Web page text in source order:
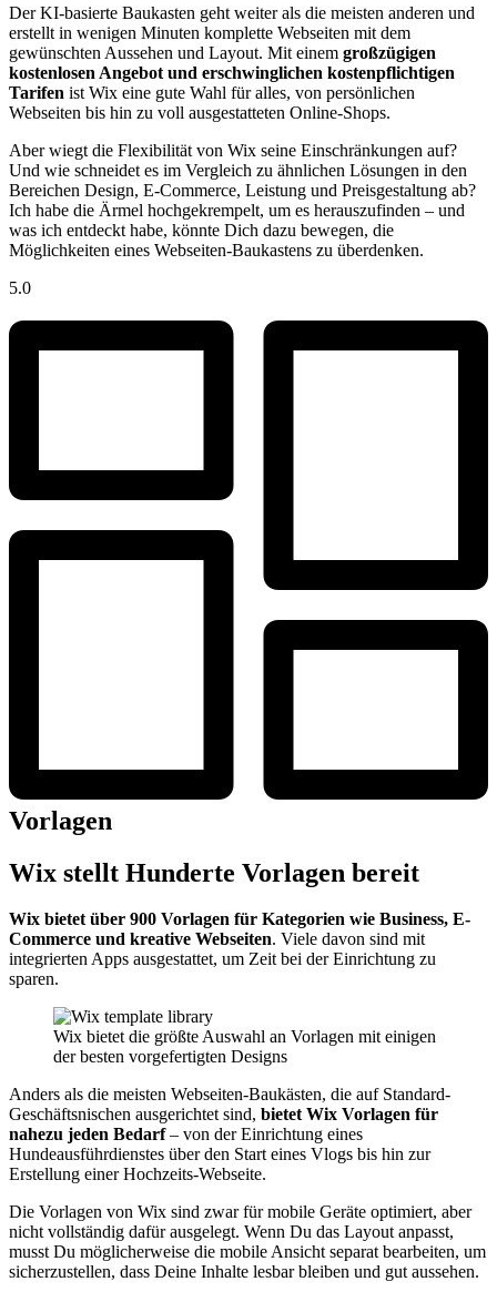
Der KI-basierte Baukasten geht weiter als die meisten anderen und
erstellt in wenigen Minuten komplette Webseiten mit dem
gewünschten Aussehen und Layout. Mit einem großzügigen
kostenlosen Angebot und erschwinglichen kostenpflichtigen
Tarifen ist Wix eine gute Wahl für alles, von persönlichen
Webseiten bis hin zu voll ausgestatteten Online-Shops.
Aber wiegt die Flexibilität von Wix seine Einschränkungen auf?
Und wie schneidet es im Vergleich zu ähnlichen Lösungen in den
Bereichen Design, E-Commerce, Leistung und Preisgestaltung ab?
Ich habe die Ärmel hochgekrempelt, um es herauszufinden – und
was ich entdeckt habe, könnte Dich dazu bewegen, die
Möglichkeiten eines Webseiten-Baukastens zu überdenken.
5.0
Vorlagen
Wix stellt Hunderte Vorlagen bereit
Wix bietet über 900 Vorlagen für Kategorien wie Business, E-
Commerce und kreative Webseiten. Viele davon sind mit
integrierten Apps ausgestattet, um Zeit bei der Einrichtung zu
sparen.
Wix bietet die größte Auswahl an Vorlagen mit einigen
der besten vorgefertigten Designs
Anders als die meisten Webseiten-Baukästen, die auf Standard-
Geschäftsnischen ausgerichtet sind, bietet Wix Vorlagen für
nahezu jeden Bedarf– von der Einrichtung eines
Hundeausführdienstes über den Start eines Vlogs bis hin zur
Erstellung einer Hochzeits-Webseite.
Die Vorlagen von Wix sind zwar für mobile Geräte optimiert, aber
nicht vollständig dafür ausgelegt. Wenn Du das Layout anpasst,
musst Du möglicherweise die mobile Ansicht separat bearbeiten, um
sicherzustellen, dass Deine Inhalte lesbar bleiben und gut aussehen.